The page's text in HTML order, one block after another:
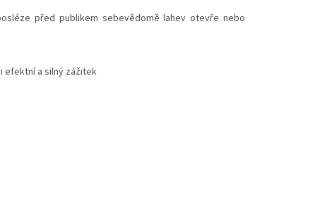
před publikem sebevědomě lahev otevře nebo
efektní a silný zážitek